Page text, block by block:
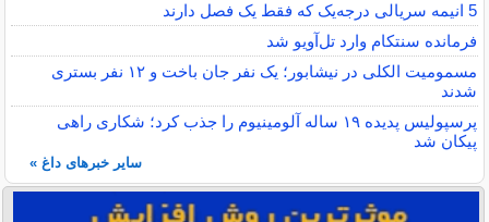
5 انیمه سریالی درجه‌یک که فقط یک فصل دارند
فرمانده سنتکام وارد تل‌آویو شد
مسمومیت الکلی در نیشابور؛ یک نفر جان باخت و ۱۲ نفر بستری
شدند
پرسپولیس پدیده ۱۹ ساله آلومینیوم را جذب کرد؛ شکاری راهی
پیکان شد
سایر خبرهای داغ »